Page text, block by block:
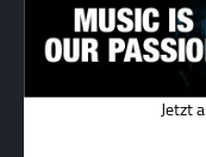
Jetzt